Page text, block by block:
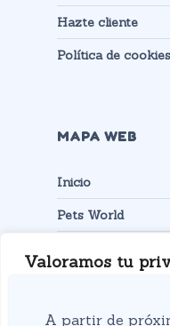
Valoramos tu
navegación, mostrarle
Hazte cliente
Política de cookies
MAPA WEB
Inicio
Pets World
A partir de